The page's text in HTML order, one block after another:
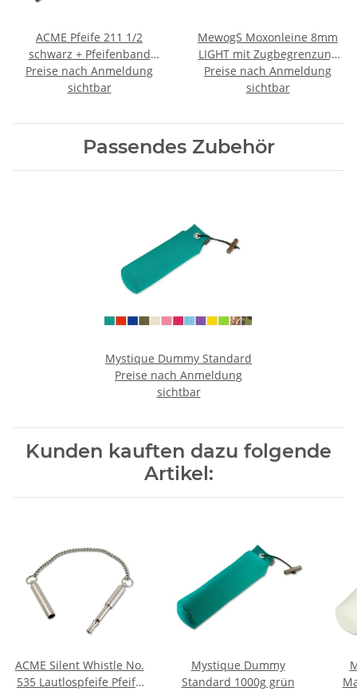
ACME Pfeife 211 1/2
schwarz + Pfeifenband
kostenlos
Preise nach Anmeldung
sichtbar
MewogS Moxonleine 8mm
LIGHT mit Zugbegrenzung
100cm grau/schwarz
Preise nach Anmeldung
sichtbar
Passendes Zubehör
Mystique Dummy Standard
Preise nach Anmeldung
sichtbar
Kunden kauften dazu folgende
Artikel:
ACME Silent Whistle No.
535 Lautlospfeife Pfeife
Mystique Dummy
Standard 1000g grün